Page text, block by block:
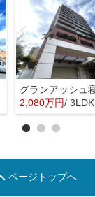
2,080万円/ 3LDK
ページトップへ